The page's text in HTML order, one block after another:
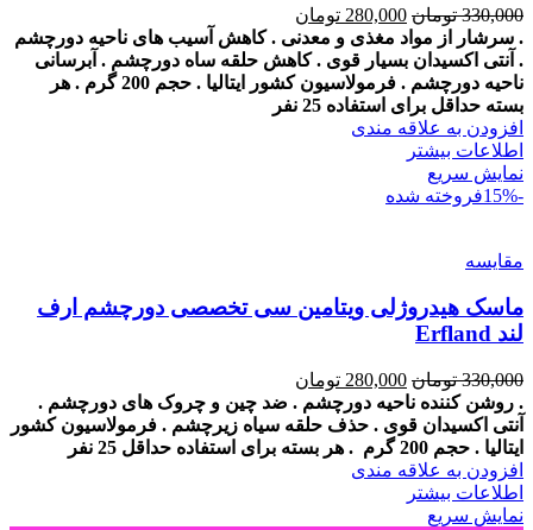
330,000 تومان Original
price
was:
330,000 تومان.
280,000 تومان
price
is:
280,000 تومان.
. سرشار از مواد مغذی و معدنی . کاهش آسیب های ناحیه دورچشم
. آنتی اکسیدان بسیار قوی . کاهش حلقه ساه دورچشم . آبرسانی
ناحیه دورچشم . فرمولاسیون کشور ایتالیا . حجم 200 گرم
. هر
بسته حداقل برای استفاده 25 نفر
افزودن به علاقه مندی
اطلاعات بیشتر
نمایش سریع
-15%
فروخته شده
مقايسه
ماسک هیدروژلی ویتامین سی تخصصی دورچشم ارف
لند Erfland
330,000 تومان Original
price
was:
330,000 تومان.
280,000 تومان
price
is:
280,000 تومان.
. روشن کننده ناحیه دورچشم . ضد چین و چروک های دورچشم .
آنتی اکسیدان قوی . حذف حلقه سیاه زیرچشم . فرمولاسیون کشور
ایتالیا . حجم 200 گرم
. هر بسته برای استفاده حداقل 25 نفر
افزودن به علاقه مندی
اطلاعات بیشتر
نمایش سریع